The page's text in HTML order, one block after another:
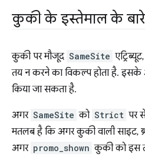
कुकी के इस्तेमाल के
कुकी पर मौजूद SameSite
तय न करने का विकल्प होता है. इसके
किया जा सकता है.
अगर SameSite को Strict पर
मतलब है कि अगर कुकी वाली साइट,
अगर promo_shown कुकी को इस